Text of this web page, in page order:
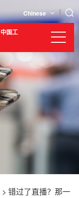
Chinese
国工
> 错过了直播？那一